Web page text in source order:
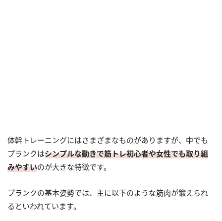
体幹トレーニングにはさまざまなものがありますが、中でも
プランクはシンプルな動きで筋トレ初心者や女性でも取り組
みやすいのが大きな特徴です。
プランクの基本姿勢では、主に以下のような筋肉が鍛えられ
るといわれています。